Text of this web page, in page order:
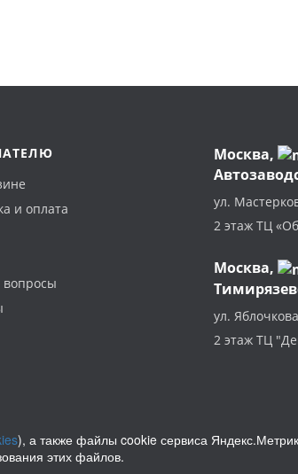
и оплата
вопросы
Москва,
ул.
2 этаж ТЦ
Москва,
ул.
2 этаж ТЦ
), а также файлы cookie сервиса
этих файлов.